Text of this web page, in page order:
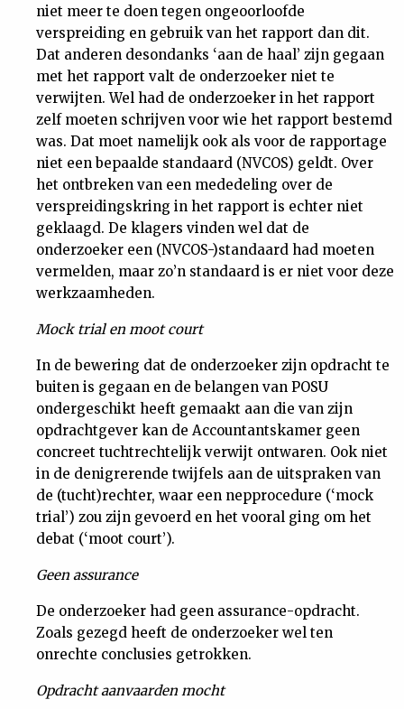
niet meer te doen tegen ongeoorloofde
verspreiding en gebruik van het rapport dan dit.
Dat anderen desondanks ‘aan de haal’ zijn gegaan
met het rapport valt de onderzoeker niet te
verwijten. Wel had de onderzoeker in het rapport
zelf moeten schrijven voor wie het rapport bestemd
was. Dat moet namelijk ook als voor de rapportage
niet een bepaalde standaard (NVCOS) geldt. Over
het ontbreken van een mededeling over de
verspreidingskring in het rapport is echter niet
geklaagd. De klagers vinden wel dat de
onderzoeker een (NVCOS-)standaard had moeten
vermelden, maar zo’n standaard is er niet voor deze
werkzaamheden.
Mock trial en moot court
In de bewering dat de onderzoeker zijn opdracht te
buiten is gegaan en de belangen van POSU
ondergeschikt heeft gemaakt aan die van zijn
opdrachtgever kan de Accountantskamer geen
concreet tuchtrechtelijk verwijt ontwaren. Ook niet
in de denigrerende twijfels aan de uitspraken van
de (tucht)rechter, waar een nepprocedure (‘mock
trial’) zou zijn gevoerd en het vooral ging om het
debat (‘moot court’).
Geen assurance
De onderzoeker had geen assurance-opdracht.
Zoals gezegd heeft de onderzoeker wel ten
onrechte conclusies getrokken.
Opdracht aanvaarden mocht